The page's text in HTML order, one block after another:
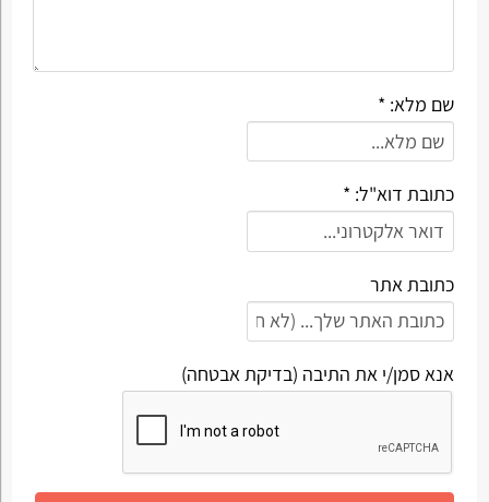
שם מלא: *
כתובת דוא"ל: *
כתובת אתר
אנא סמן/י את התיבה (בדיקת אבטחה)